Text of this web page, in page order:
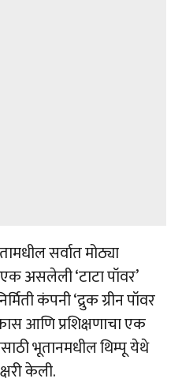
सर्वात मोठ्या
असलेली ‘टाटा पॉवर’
कंपनी ‘द्रुक ग्रीन पॉवर
आणि प्रशिक्षणाचा एक
भूतानमधील थिम्पू येथे
केली.